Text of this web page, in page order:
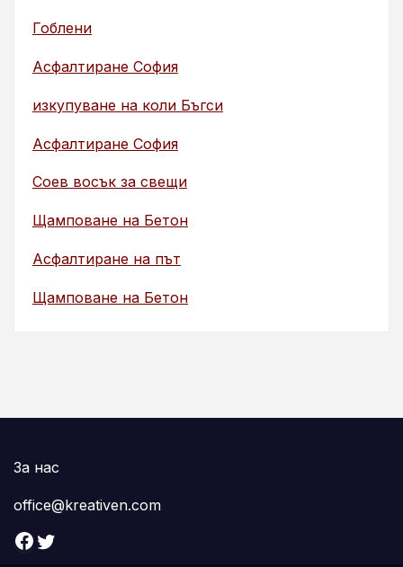
Гоблени
Асфалтиране София
изкупуване на коли Бъгси
Асфалтиране София
Соев восък за свещи
Щамповане на Бетон
Асфалтиране на път
Щамповане на Бетон
За нас
office@kreativen.com
Facebook Twitter